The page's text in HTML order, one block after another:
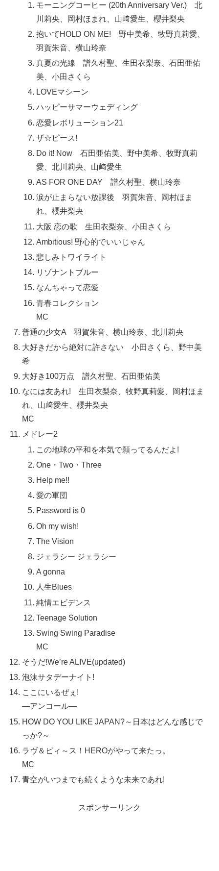
モーニングコーヒー (20th Anniversary Ver.) 北
川莉央、岡村ほまれ、山﨑愛生、櫻井梨央
抱いてHOLD ON ME! 野中美希、牧野真莉愛、
羽賀朱音、横山玲奈
真夏の光線 譜久村聖、生田衣梨奈、石田亜佑
美、小田さくら
LOVEマシーン
ハッピーサマーウェディング
恋愛レボリューション21
ザ☆ピース!
Do it! Now 石田亜佑美、野中美希、牧野真莉
愛、北川莉央、山﨑愛生
AS FOR ONE DAY 譜久村聖、横山玲奈
涙が止まらない放課後 羽賀朱音、岡村ほま
れ、櫻井梨央
大阪 恋の歌 生田衣梨奈、小田さくら
Ambitious! 野心的でいいじゃん
悲しみトワイライト
リゾナントブルー
なんちゃって恋愛
青春コレクション
MC
普通の少女A 羽賀朱音、横山玲奈、北川莉央
大好きだから絶対に許さない 小田さくら、野中美
希
大好き100万点 譜久村聖、石田亜佑美
なには友あれ! 生田衣梨奈、牧野真莉愛、岡村ほま
れ、山﨑愛生、櫻井梨央
MC
メドレー2
この地球の平和を本気で願ってるんだよ!
One・Two・Three
Help me!!
愛の軍団
Password is 0
Oh my wish!
The Vision
ジェラシー ジェラシー
A gonna
人生Blues
純情エビデンス
Teenage Solution
Swing Swing Paradise
MC
そうだ!We’re ALIVE(updated)
泡沫サタデーナイト!
ここにいるぜぇ!
—アンコール—
HOW DO YOU LIKE JAPAN?～日本はどんな感じで
っか?～
ラヴ＆ピィ～ス！HEROがやって来たっ。
MC
青空がいつまでも続くような未来であれ!
スポンサーリンク